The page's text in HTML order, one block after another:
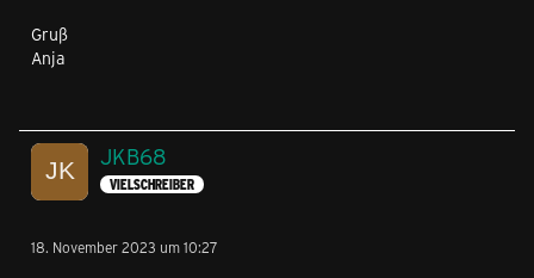
Gruß
Anja
JKB68
VIELSCHREIBER
18. November 2023 um 10:27